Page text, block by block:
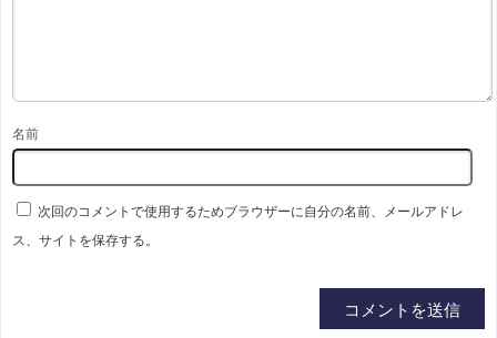
名前
次回のコメントで使用するためブラウザーに自分の名前、メールアドレ
ス、サイトを保存する。